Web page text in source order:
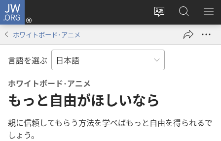
JW.ORG
サ
ト
の
言
え
る
ロ
グ
ン
し
タ
ブ
で
開
JW.ORG
の
検
メ
を
ホワイトボード･アニメ
言語を選ぶ
ホワイトボード･アニメ
もっと自由がほしいなら
親に信頼してもらう方法を学べばもっと自由を得られるで
しょう。